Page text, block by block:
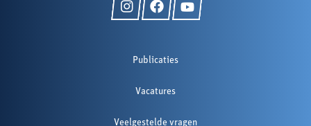
Publicaties
Vacatures
Veelgestelde vragen